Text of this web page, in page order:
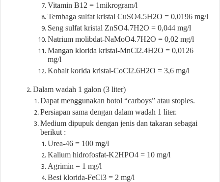
Vitamin B12 = 1mikrogram/l
Tembaga sulfat kristal CuSO4.5H2O = 0,0196 mg/l
Seng sulfat kristal ZnSO4.7H2O = 0,044 mg/l
Natrium molibdat-NaMoO4.7H2O = 0,02 mg/l
Mangan klorida kristal-MnCl2.4H2O = 0,0126
mg/l
Kobalt korida kristal-CoCl2.6H2O = 3,6 mg/l
Dalam wadah 1 galon (3 liter)
Dapat menggunakan botol “carboys” atau stoples.
Persiapan sama dengan dalam wadah 1 liter.
Medium dipupuk dengan jenis dan takaran sebagai
berikut :
Urea-46 = 100 mg/l
Kalium hidrofosfat-K2HPO4 = 10 mg/l
Agrimin = 1 mg/l
Besi klorida-FeCl3 = 2 mg/l